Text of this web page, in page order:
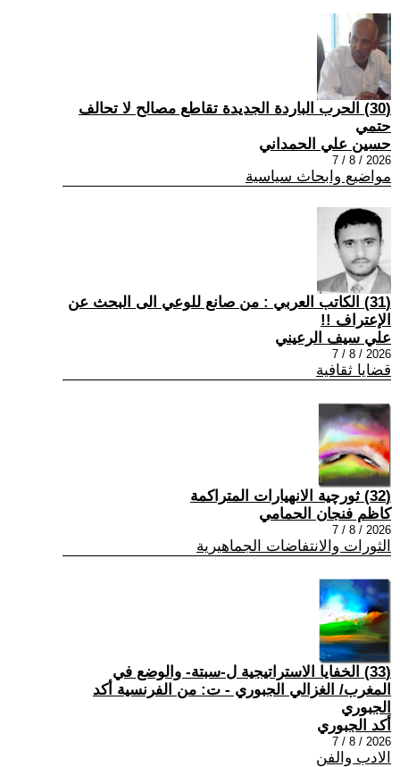
(30) الحرب الباردة الجديدة تقاطع مصالح لا تحالف
حتمي
حسين علي الحمداني
2026 / 8 / 7
مواضيع وابحاث سياسية
(31) الكاتب العربي : من صانع للوعي الى البحث عن
الإعتراف !!
علي سيف الرعيني
2026 / 8 / 7
قضايا ثقافية
(32) ثورچية الانهيارات المتراكمة
كاظم فنجان الحمامي
2026 / 8 / 7
الثورات والانتفاضات الجماهيرية
(33) الخفايا الاستراتيجية ل-سبتة- والوضع في
المغرب/ الغزالي الجبوري - ت: من الفرنسية أكد
الجبوري
أكد الجبوري
2026 / 8 / 7
الادب والفن